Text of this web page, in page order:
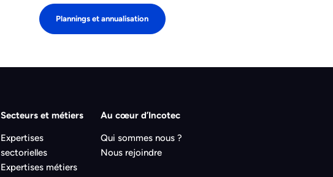
Plannings et annualisation
Secteurs et métiers
Expertises
sectorielles
Expertises métiers
Au cœur d’Incotec
Qui sommes nous ?
Nous rejoindre